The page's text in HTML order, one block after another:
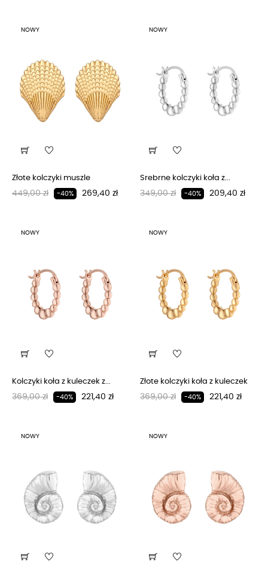
NOWY
Złote kolczyki muszle
Regularna cena
449,00 zł -40% Cena
269,40 zł
NOWY
Srebrne kolczyki koła z...
Regularna cena
349,00 zł -40% Cena
209,40 zł
NOWY
Kolczyki koła z kuleczek z...
Regularna cena
369,00 zł -40% Cena
221,40 zł
NOWY
Złote kolczyki koła z kuleczek
Regularna cena
369,00 zł -40% Cena
221,40 zł
NOWY NOWY